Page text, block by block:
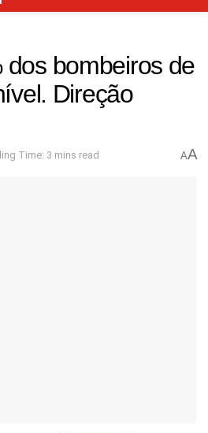
dos bombeiros de
Direção
Time: 3 mins read AA